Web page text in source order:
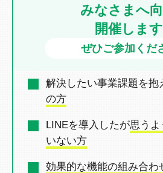
みなさまへ
開催します
ぜひご参加くだ
解決したい事業課題を抱
の方
LINEを導入したが思うよ
いない方
効果的な機能の組み合わ